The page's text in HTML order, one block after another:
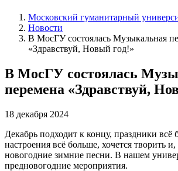
Московский гуманитарный
Новости
В МосГУ состоялась Музыкальная
«Здравствуй, Новый год!»
В МосГУ состоялась
перемена «Здравствуй,
18 декабря 2024
Декабрь подходит к концу, праздники всё
настроения всё больше, хочется творить
новогодние зимние песни. В нашем
предновогодние мероприятия.